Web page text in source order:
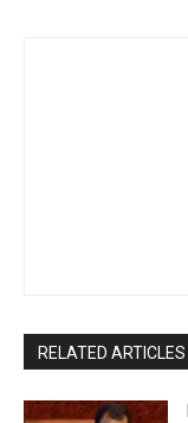
RELATED ARTICLES